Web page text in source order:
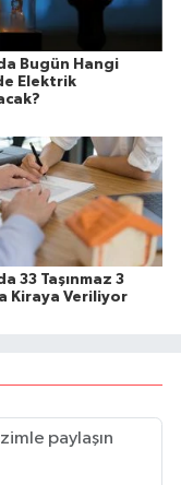
Bugün Hangi
Elektrik
33 Taşınmaz 3
Kiraya Veriliyor